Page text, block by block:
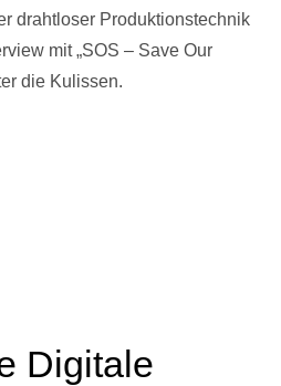
drahtloser Produktionstechnik
mit „SOS – Save Our
die Kulissen.
Digitale